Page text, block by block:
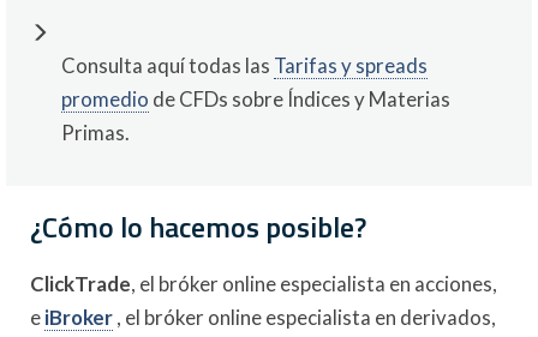
Consulta aquí todas las Tarifas y spreads
promedio de CFDs sobre Índices y Materias
Primas.
¿Cómo lo hacemos posible?
ClickTrade, el bróker online especialista en acciones,
eiBroker, el bróker online especialista en derivados,